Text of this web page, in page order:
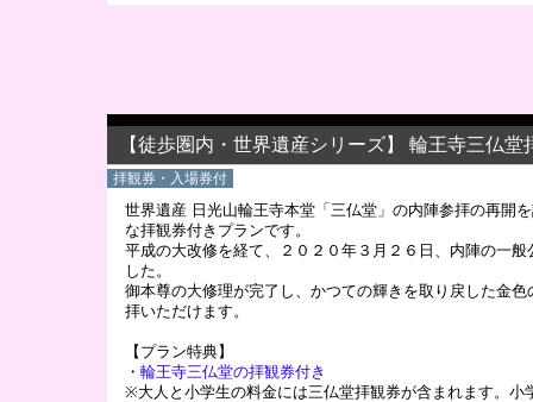
【徒歩圏内・世界遺産シリーズ】 輪王寺三仏堂
拝観券・入場券付
世界遺産 日光山輪王寺本堂「三仏堂」の内陣参拝の再開
な拝観券付きプランです。
平成の大改修を経て、２０２０年３月２６日、内陣の一般
した。
御本尊の大修理が完了し、かつての輝きを取り戻した金色
拝いただけます。
【プラン特典】
・ 輪王寺三仏堂の拝観券付き
※大人と小学生の料金には三仏堂拝観券が含まれます。小